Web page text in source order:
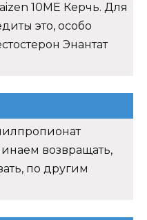
10ME Керчь. Для
это, особо
Энантат
возвращать,
по другим